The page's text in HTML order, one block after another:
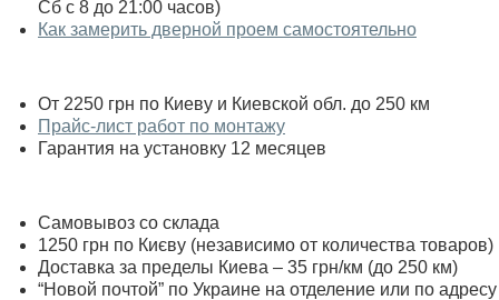
Сб с 8 до 21:00 часов)
Как замерить дверной проем самостоятельно
От 2250 грн по Киеву и Киевской обл. до 250 км
Прайс-лист работ по монтажу
Гарантия на установку 12 месяцев
Самовывоз со склада
1250 грн по Києву (независимо от количества товаров)
Доставка за пределы Киева – 35 грн/км (до 250 км)
“Новой почтой” по Украине на отделение или по адресу